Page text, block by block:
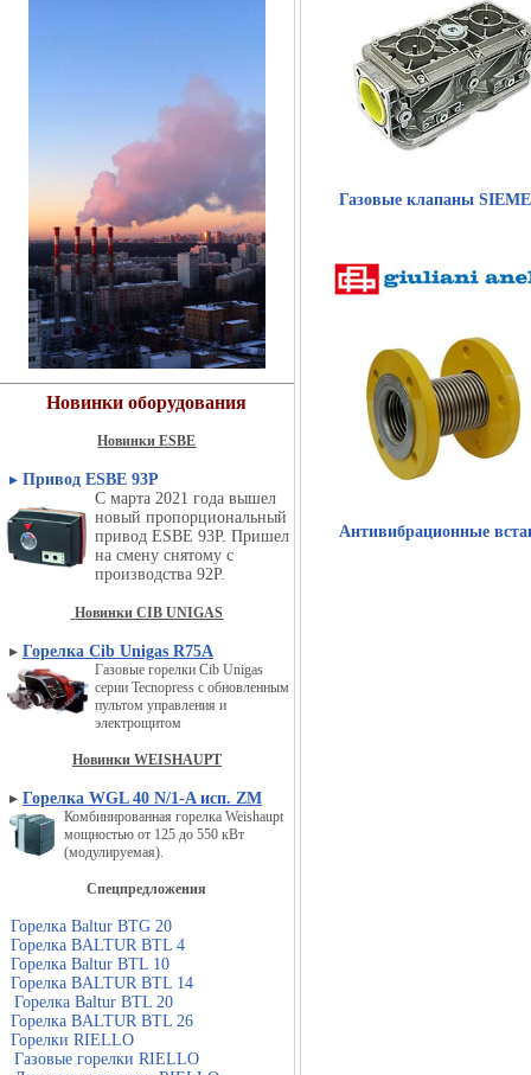
Новинки оборудования
Новинки ESBE
▸ Привод ESBE 93P
С марта 2021 года вышел
новый пропорциональный
привод ESBE 93P. Пришел
на смену снятому с
производства 92P.
Новинки CIB UNIGAS
▸ Горелка Cib Unigas R75A
Газовые горелки Cib Unigas
серии Tecnopress с обновленным
пультом управления и
электрощитом
Новинки WEISHAUPT
▸ Горелка WGL 40 N/1-A исп. ZM
Комбинированная горелка Weishaupt
мощностью от 125 до 550 кВт
(модулируемая).
Спецпредложения
Горелка Baltur BTG 20
Горелка BALTUR BTL 4
Горелка Baltur BTL 10
Горелка BALTUR BTL 14
Горелка Baltur BTL 20
Горелка BALTUR BTL 26
Горелки RIELLO
Газовые горелки RIELLO
Газовые клапаны
Антивибрационные